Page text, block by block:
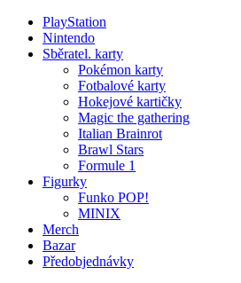
PlayStation
Nintendo
Sběratel. karty
Pokémon karty
Fotbalové karty
Hokejové kartičky
Magic the gathering
Italian Brainrot
Brawl Stars
Formule 1
Figurky
Funko POP!
MINIX
Merch
Bazar
Předobjednávky